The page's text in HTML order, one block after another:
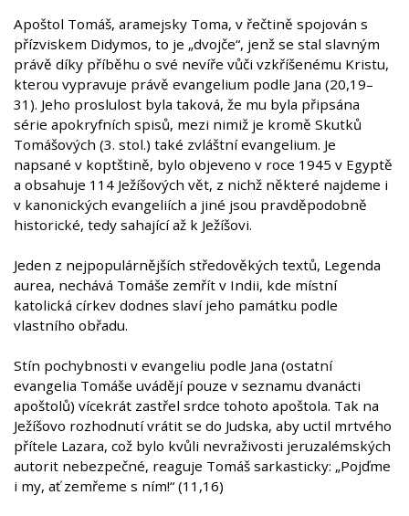
Apoštol Tomáš, aramejsky Toma, v řečtině spojován s
přízviskem Didymos, to je „dvojče“, jenž se stal slavným
právě díky příběhu o své nevíře vůči vzkříšenému Kristu,
kterou vypravuje právě evangelium podle Jana (20,19–
31). Jeho proslulost byla taková, že mu byla připsána
série apokryfních spisů, mezi nimiž je kromě Skutků
Tomášových (3. stol.) také zvláštní evangelium. Je
napsané v koptštině, bylo objeveno v roce 1945 v Egyptě
a obsahuje 114 Ježíšových vět, z nichž některé najdeme i
v kanonických evangeliích a jiné jsou pravděpodobně
historické, tedy sahající až k Ježíšovi.
Jeden z nejpopulárnějších středověkých textů, Legenda
aurea, nechává Tomáše zemřít v Indii, kde místní
katolická církev dodnes slaví jeho památku podle
vlastního obřadu.
Stín pochybnosti v evangeliu podle Jana (ostatní
evangelia Tomáše uvádějí pouze v seznamu dvanácti
apoštolů) vícekrát zastřel srdce tohoto apoštola. Tak na
Ježíšovo rozhodnutí vrátit se do Judska, aby uctil mrtvého
přítele Lazara, což bylo kvůli nevraživosti jeruzalémských
autorit nebezpečné, reaguje Tomáš sarkasticky: „Pojďme
i my, ať zemřeme s ním!“ (11,16)